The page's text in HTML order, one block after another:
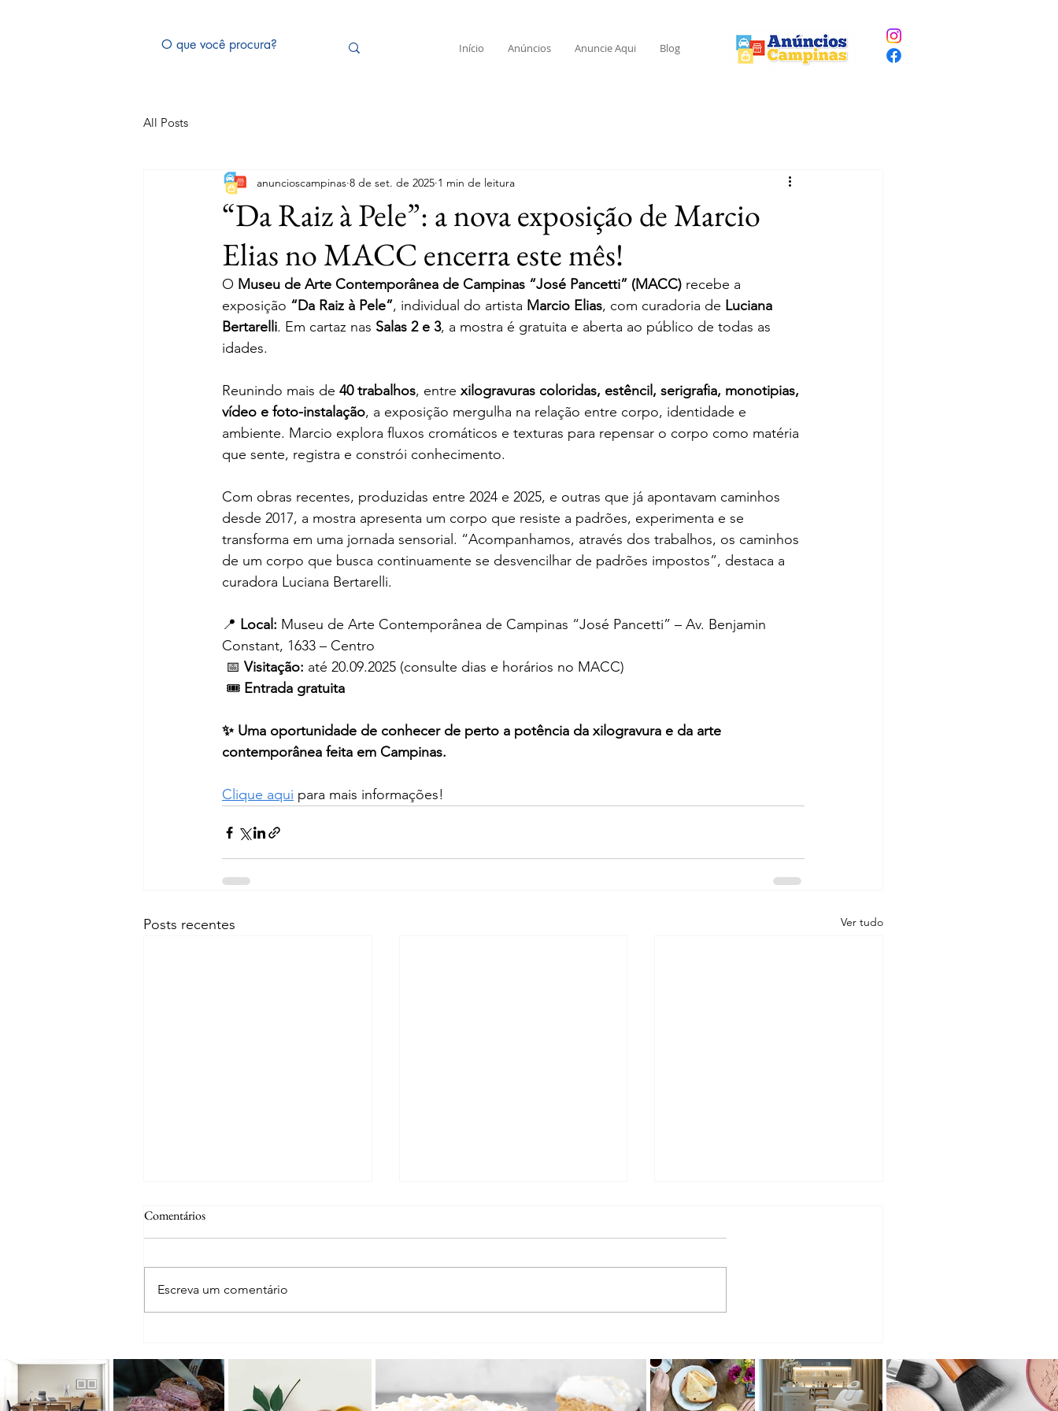
Início Anúncios Anuncie Aqui Blog
All Posts
“Da Raiz à Pele”: a nova exposição de Marcio
Elias no MACC encerra este mês!
anuncioscampinas 8 de set. de 2025 1 min de leitura
O Museu de Arte Contemporânea de Campinas “José Pancetti” (MACC) recebe a
exposição “Da Raiz à Pele”, individual do artista Marcio Elias, com curadoria de Luciana
Bertarelli. Em cartaz nas Salas 2 e 3, a mostra é gratuita e aberta ao público de todas as
idades.
Reunindo mais de 40 trabalhos, entre xilogravuras coloridas, estêncil, serigrafia, monotipias,
vídeo e foto-instalação, a exposição mergulha na relação entre corpo, identidade e
ambiente. Marcio explora fluxos cromáticos e texturas para repensar o corpo como matéria
que sente, registra e constrói conhecimento.
Com obras recentes, produzidas entre 2024 e 2025, e outras que já apontavam caminhos
desde 2017, a mostra apresenta um corpo que resiste a padrões, experimenta e se
transforma em uma jornada sensorial. “Acompanhamos, através dos trabalhos, os caminhos
de um corpo que busca continuamente se desvencilhar de padrões impostos”, destaca a
curadora Luciana Bertarelli.
📍 Local: Museu de Arte Contemporânea de Campinas “José Pancetti” – Av. Benjamin
Constant, 1633 – Centro
📅 Visitação: até 20.09.2025 (consulte dias e horários no MACC)
🎟️ Entrada gratuita
✨ Uma oportunidade de conhecer de perto a potência da xilogravura e da arte
contemporânea feita em Campinas.
Clique aqui para mais informações!
Posts recentes Ver tudo
semana para conhecer, apoiar e
transformar
em Campinas propõe experiência
poética com teatro de sombras
convida o público a criar arte a
partir de fragmentos
Comentários
Escreva um comentário